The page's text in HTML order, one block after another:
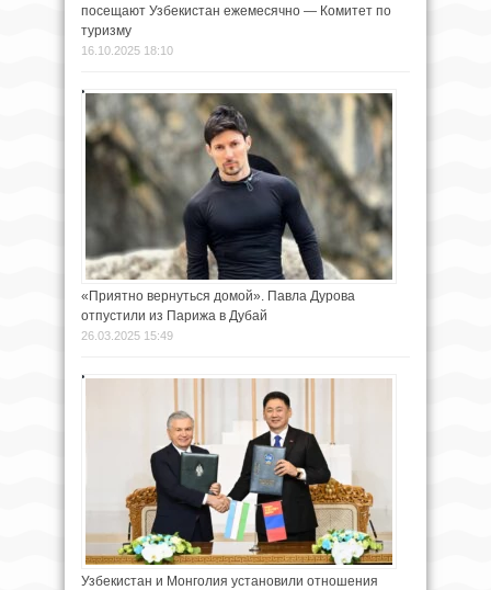
посещают Узбекистан ежемесячно — Комитет по
туризму
16.10.2025 18:10
«Приятно вернуться домой». Павла Дурова
отпустили из Парижа в Дубай
26.03.2025 15:49
Узбекистан и Монголия установили отношения